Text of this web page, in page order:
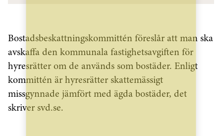
Bostadsbeskattningskommittén föreslår att man ska
avskaffa den kommunala fastighetsavgiften för
hyresrätter om de används som bostäder. Enligt
kommittén är hyresrätter skattemässigt
missgynnade jämfört med ägda bostäder, det
skriver svd.se.